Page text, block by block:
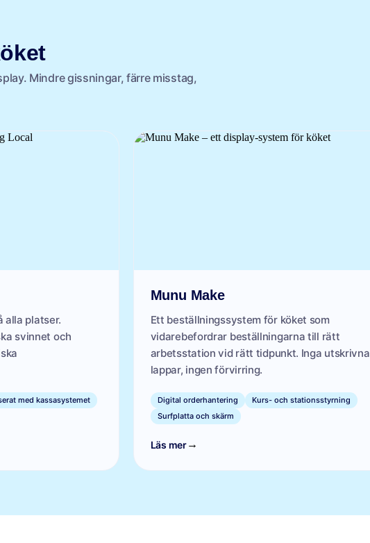
Mindre gissningar, färre misstag,
alla platser.
svinnet och
med kassasystemet
Munu Make
Ett beställningssystem för köket som
vidarebefordrar beställningarna till rätt
arbetsstation vid rätt tidpunkt. Inga utskrivna
lappar, ingen förvirring.
Digital orderhantering
Kurs- och stationsstyrning
Surfplatta och skärm
Läs mer→